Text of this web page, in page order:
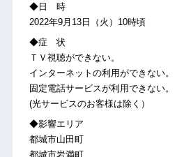
◆日 時
2022年9月13日（火）10時頃
◆症 状
ＴＶ視聴ができない。
インターネットの利用ができない。
固定電話サービスが利用できない。
(光サービスのお客様は除く）
◆影響エリア
都城市山田町
都城市岩満町